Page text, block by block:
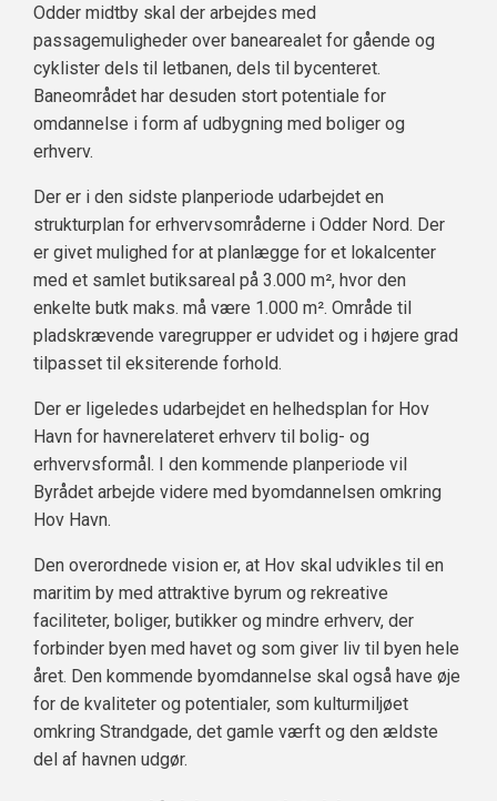
Odder midtby skal der arbejdes med
passagemuligheder over banearealet for gående og
cyklister dels til letbanen, dels til bycenteret.
Baneområdet har desuden stort potentiale for
omdannelse i form af udbygning med boliger og
erhverv.
Der er i den sidste planperiode udarbejdet en
strukturplan for erhvervsområderne i Odder Nord. Der
er givet mulighed for at planlægge for et lokalcenter
med et samlet butiksareal på 3.000 m², hvor den
enkelte butk maks. må være 1.000 m². Område til
pladskrævende varegrupper er udvidet og i højere grad
tilpasset til eksiterende forhold.
Der er ligeledes udarbejdet en helhedsplan for Hov
Havn for havnerelateret erhverv til bolig- og
erhvervsformål. I den kommende planperiode vil
Byrådet arbejde videre med byomdannelsen omkring
Hov Havn.
Den overordnede vision er, at Hov skal udvikles til en
maritim by med attraktive byrum og rekreative
faciliteter, boliger, butikker og mindre erhverv, der
forbinder byen med havet og som giver liv til byen hele
året. Den kommende byomdannelse skal også have øje
for de kvaliteter og potentialer, som kulturmiljøet
omkring Strandgade, det gamle værft og den ældste
del af havnen udgør.